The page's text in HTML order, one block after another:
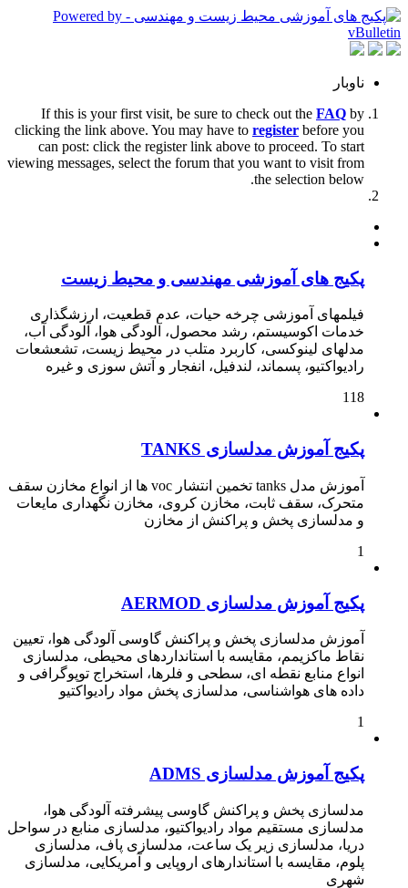
ناوبار
If this is your first visit, be sure to check out the FAQ by
clicking the link above. You may have to register before you
can post: click the register link above to proceed. To start
viewing messages, select the forum that you want to visit from
the selection below.
پکیج های آموزشی مهندسی و محیط زیست
فیلمهای آموزشی چرخه حیات، عدم قطعیت، ارزشگذاری
خدمات اکوسیستم، رشد محصول، آلودگی هوا، آلودگی آب،
مدلهای لینوکسی، کاربرد متلب در محیط زیست، تشعشعات
رادیواکتیو، پسماند، لندفیل، انفجار و آتش سوزی و غیره
118
پکیج آموزش مدلسازی TANKS
آموزش مدل tanks تخمین انتشار voc ها از انواع مخازن سقف
متحرک، سقف ثابت، مخازن کروی، مخازن نگهداری مایعات
و مدلسازی پخش و پراکنش از مخازن
1
پکیج آموزش مدلسازی AERMOD
آموزش مدلسازی پخش و پراکنش گاوسی آلودگی هوا، تعیین
نقاط ماکزیمم، مقایسه با استانداردهای محیطی، مدلسازی
انواع منابع نقطه ای، سطحی و فلرها، استخراج توپوگرافی و
داده های هواشناسی، مدلسازی پخش مواد رادیواکتیو
1
پکیج آموزش مدلسازی ADMS
مدلسازی پخش و پراکنش گاوسی پیشرفته آلودگی هوا،
مدلسازی مستقیم مواد رادیواکتیو، مدلسازی منابع در سواحل
دریا، مدلسازی زیر یک ساعت، مدلسازی پاف، مدلسازی
پلوم، مقایسه با استاندارهای اروپایی و آمریکایی، مدلسازی
شهری